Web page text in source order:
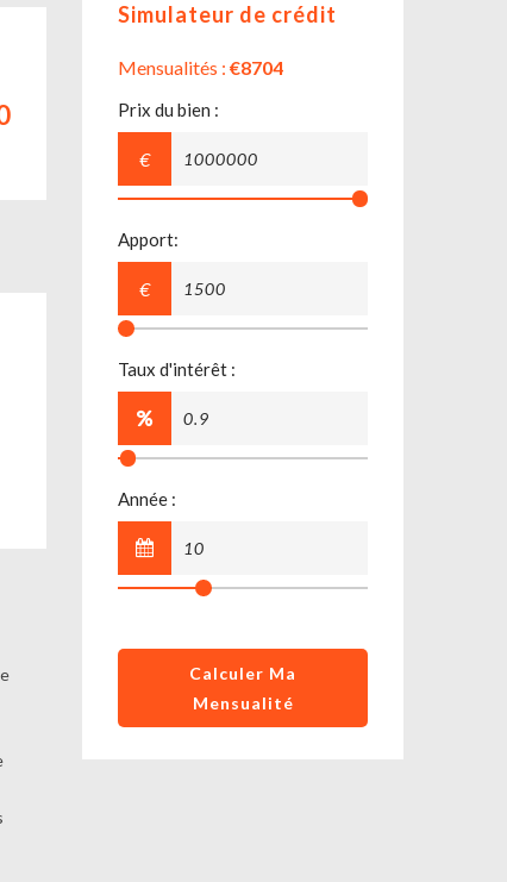
Simulateur de crédit
Mensualités : €8704
Prix du bien :
€
Apport:
€
Taux d'intérêt :
Année :
Calculer Ma
Mensualité